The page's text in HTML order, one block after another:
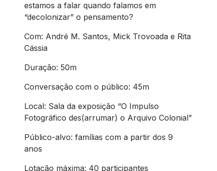
estamos a falar quando falamos em
“decolonizar” o pensamento?
Com: André M. Santos, Mick Trovoada e Rita
Cássia
Duração: 50m
Conversação com o público: 45m
Local: Sala da exposição “O Impulso
Fotográfico des(arrumar) o Arquivo Colonial”
Público-alvo: famílias com a partir dos 9
anos
Lotação máxima: 40 participantes